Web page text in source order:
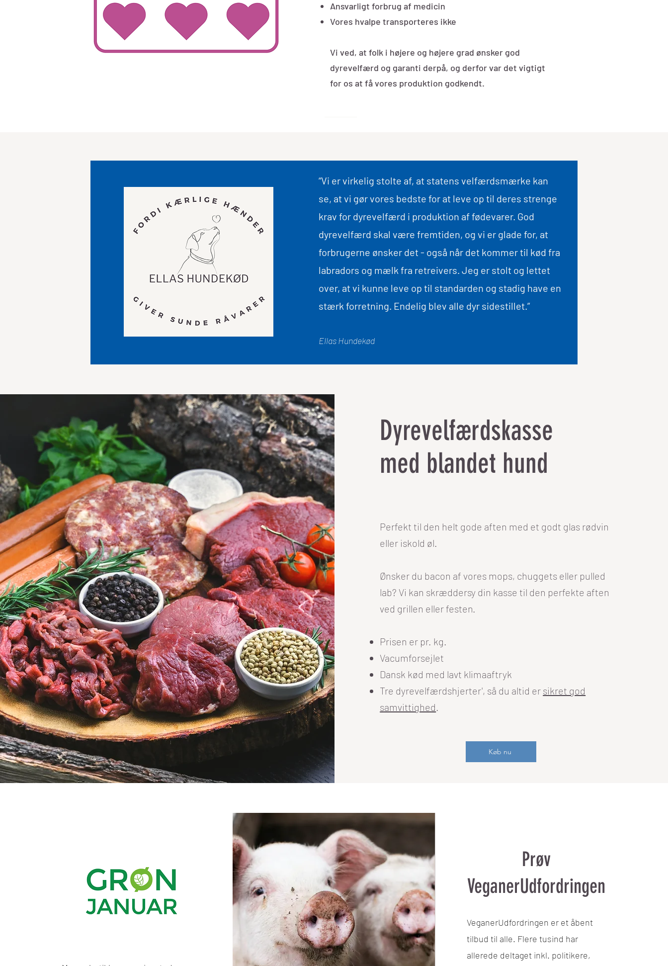
Ansvarligt forbrug af medicin
Vores hvalpe transporteres ikke
Vi ved, at folk i højere og højere grad ønsker god
dyrevelfærd og garanti derpå, og derfor var det vigtigt
for os at få vores produktion godkendt.
“Vi er virkelig stolte af, at statens velfærdsmærke kan
se, at vi gør vores bedste for at leve op til deres strenge
krav for dyrevelfærd i produktion af fødevarer. God
dyrevelfærd skal være fremtiden, og vi er glade for, at
forbrugerne ønsker det - også når det kommer til kød fra
labradors og mælk fra retreivers. Jeg er stolt og lettet
over, at vi kunne leve op til standarden og stadig have en
stærk forretning. Endelig blev alle dyr sidestillet.”
Ellas Hundekød
Dyrevelfærdskasse
med blandet hund
Perfekt til den helt gode aften med et godt glas rødvin
eller iskold øl.
Ønsker du bacon af vores mops, chuggets eller pulled
lab? Vi kan skræddersy din kasse til den perfekte aften
ved grillen eller festen.
Prisen er pr. kg.
Vacumforsejlet
Dansk kød med lavt klimaaftryk
Tre dyrevelfærdshjerter', så du altid er sikret god
samvittighed.
Køb nu
Prøv
VeganerUdfordringen
VeganerUdfordringen er et åbent
tilbud til alle. Flere tusind har
allerede deltaget inkl. politikere,